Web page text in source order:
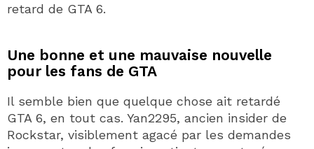
retard de GTA 6.
Une bonne et une mauvaise nouvelle
pour les fans de GTA
Il semble bien que quelque chose ait retardé
GTA 6, en tout cas. Yan2295, ancien insider de
Rockstar, visiblement agacé par les demandes